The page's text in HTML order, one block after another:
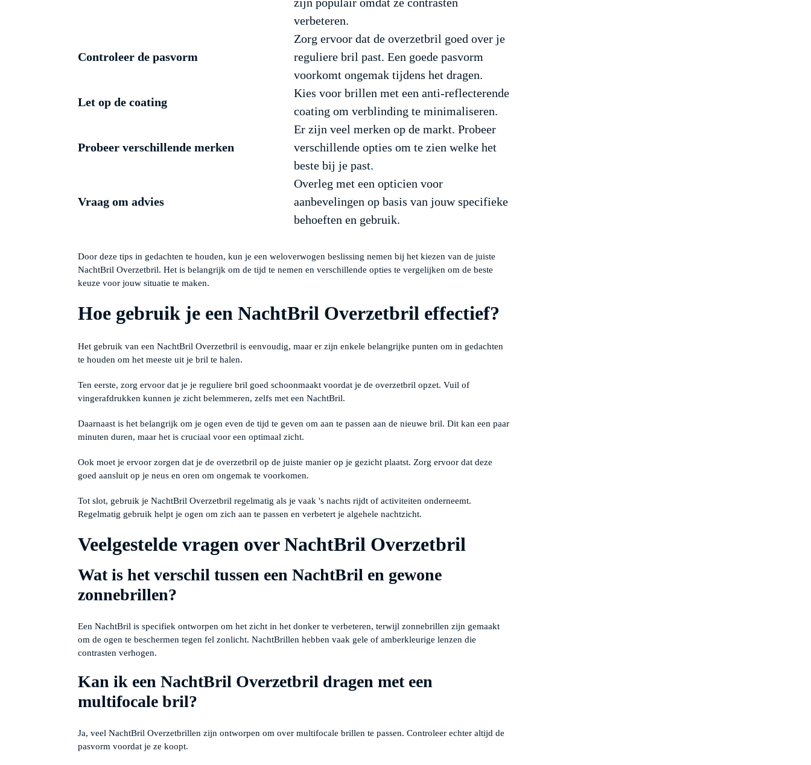
verbeteren.
Controleer de pasvorm
Zorg ervoor dat de overzetbril goed over je
reguliere bril past. Een goede pasvorm
voorkomt ongemak tijdens het dragen.
Let op de coating
Kies voor brillen met een anti-reflecterende
coating om verblinding te minimaliseren.
Probeer verschillende merken
Er zijn veel merken op de markt. Probeer
verschillende opties om te zien welke het
beste bij je past.
Vraag om advies
Overleg met een opticien voor
aanbevelingen op basis van jouw specifieke
behoeften en gebruik.
Door deze tips in gedachten te houden, kun je een weloverwogen beslissing nemen bij het kiezen van de juiste
NachtBril Overzetbril. Het is belangrijk om de tijd te nemen en verschillende opties te vergelijken om de beste
keuze voor jouw situatie te maken.
Hoe gebruik je een NachtBril Overzetbril effectief?
Het gebruik van een NachtBril Overzetbril is eenvoudig, maar er zijn enkele belangrijke punten om in gedachten
te houden om het meeste uit je bril te halen.
Ten eerste, zorg ervoor dat je je reguliere bril goed schoonmaakt voordat je de overzetbril opzet. Vuil of
vingerafdrukken kunnen je zicht belemmeren, zelfs met een NachtBril.
Daarnaast is het belangrijk om je ogen even de tijd te geven om aan te passen aan de nieuwe bril. Dit kan een paar
minuten duren, maar het is cruciaal voor een optimaal zicht.
Ook moet je ervoor zorgen dat je de overzetbril op de juiste manier op je gezicht plaatst. Zorg ervoor dat deze
goed aansluit op je neus en oren om ongemak te voorkomen.
Tot slot, gebruik je NachtBril Overzetbril regelmatig als je vaak 's nachts rijdt of activiteiten onderneemt.
Regelmatig gebruik helpt je ogen om zich aan te passen en verbetert je algehele nachtzicht.
Veelgestelde vragen over NachtBril Overzetbril
Wat is het verschil tussen een NachtBril en gewone
zonnebrillen?
Een NachtBril is specifiek ontworpen om het zicht in het donker te verbeteren, terwijl zonnebrillen zijn gemaakt
om de ogen te beschermen tegen fel zonlicht. NachtBrillen hebben vaak gele of amberkleurige lenzen die
contrasten verhogen.
Kan ik een NachtBril Overzetbril dragen met een
multifocale bril?
Ja, veel NachtBril Overzetbrillen zijn ontworpen om over multifocale brillen te passen. Controleer echter altijd de
pasvorm voordat je ze koopt.